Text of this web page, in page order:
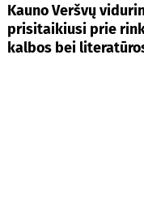
Kauno Veršvų
prisitaikiusi prie
kalbos bei